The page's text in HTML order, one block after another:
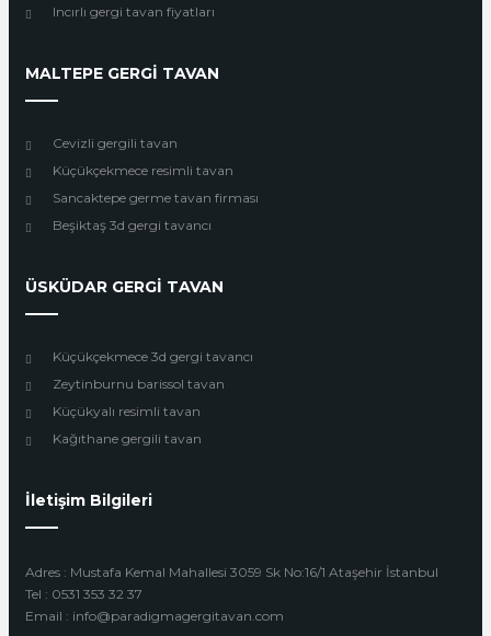
Incırlı gergi tavan fiyatları
MALTEPE GERGİ TAVAN
Cevizli gergili tavan
Küçükçekmece resimli tavan
Sancaktepe germe tavan firması
Beşiktaş 3d gergi tavancı
ÜSKÜDAR GERGİ TAVAN
Küçükçekmece 3d gergi tavancı
Zeytinburnu barissol tavan
Küçükyalı resimli tavan
Kağıthane gergili tavan
İletişim Bilgileri
Adres : Mustafa Kemal Mahallesi 3059 Sk No:16/1 Ataşehir İstanbul
Tel : 0531 353 32 37
Email : info@paradigmagergitavan.com